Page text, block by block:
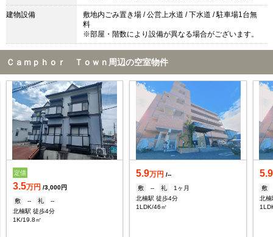
建物設備
敷地内ごみ置き場 / 公営上水道 / 下水道 / 駐車場1台無
料
※部屋・階数により設備が異なる場合がございます。
Ｃａｍｐｈｏｒ Ｔｏｗｎ周辺の空室物件
定借
3.5万円 /3,000円
敷
-- 礼
--
北楠駅 徒歩4分
1K/19.8㎡
5.9万円 /--
敷
-- 礼
1ヶ月
北楠駅 徒歩4分
1LDK/46㎡
5.9
敷
北楠